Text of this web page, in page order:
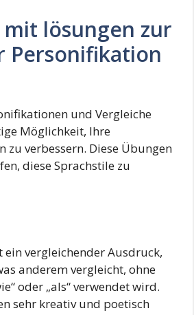
lösungen zur
Personifikation
und Vergleiche
Möglichkeit, Ihre
zu verbessern. Diese Übungen
diese Sprachstile zu
ein vergleichender Ausdruck,
anderem vergleicht, ohne
oder „als“ verwendet wird.
sehr kreativ und poetisch